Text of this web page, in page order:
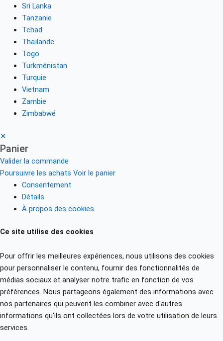
Sri Lanka
Tanzanie
Tchad
Thaïlande
Togo
Turkménistan
Turquie
Vietnam
Zambie
Zimbabwé
✕
Panier
Valider la commande
Poursuivre les achats Voir le panier
Consentement
Détails
À propos des cookies
Ce site utilise des cookies
Pour offrir les meilleures expériences, nous utilisons des cookies
pour personnaliser le contenu, fournir des fonctionnalités de
médias sociaux et analyser notre trafic en fonction de vos
préférences. Nous partageons également des informations avec
nos partenaires qui peuvent les combiner avec d'autres
informations qu'ils ont collectées lors de votre utilisation de leurs
services.